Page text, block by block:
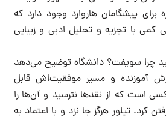
پیشگامان هاروارد وجود دارد که
با تجزیه و تحلیل ادبی و زیبایی
چرا سویفت؟ دانشگاه توضیح می‌دهد
آموزنده و مسیر موفقیت‌اش قابل
است که از نقدها نترسید و آن‌ها را
کرد. تیلور هرگز جا نزد و با اعتماد به